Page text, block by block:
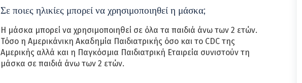
Σε ποιες ηλικίες μπορεί να χρησιμοποιηθεί η μάσκα;
Η μάσκα μπορεί να χρησιμοποιηθεί σε όλα τα παιδιά άνω των 2 ετών.
Τόσο η Αμερικάνικη Ακαδημία Παιδιατρικής όσο και το CDC της
Αμερικής αλλά και η Παγκόσμια Παιδιατρική Εταιρεία συνιστούν τη
μάσκα σε παιδιά άνω των 2 ετών.